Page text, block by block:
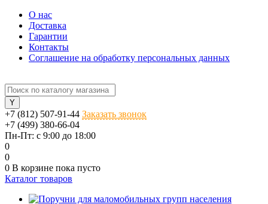
О нас
Доставка
Гарантии
Контакты
Соглашение на обработку персональных данных
+7 (812) 507-91-44 Заказать звонок
+7 (499) 380-66-04
Пн-Пт: с 9:00 до 18:00
0
0
0 В корзине пока пусто
Каталог товаров